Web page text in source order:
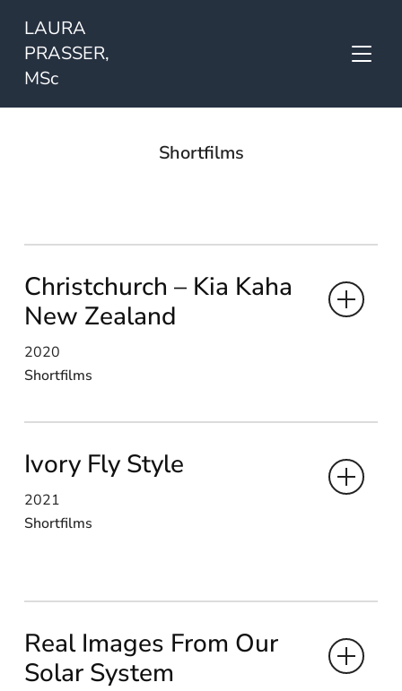
LAURA
PRASSER,
MSc
Shortfilms
Christchurch – Kia Kaha
New Zealand
2020
Shortfilms
Ivory Fly Style
2021
Shortfilms
Real Images From Our
Solar System